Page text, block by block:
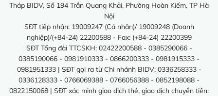
Tháp BIDV, Số 194 Trần Quang Khải, Phường Hoàn Kiếm, TP Hà
Nội
SĐT tiếp nhận: 19009247 (Cá nhân)/ 19009248 (Doanh
nghiệp)/(+84-24) 22200588 - Fax: (+84-24) 22200399
SĐT Tổng đài TTCSKH: 02422200588 - 0385290066 -
0385190066 - 0981910333 - 0866200333 - 0981915333 -
0981951333 | SĐT gọi ra từ Chi nhánh BIDV: 0336258333 -
0336128333 - 0766069388 - 0766056388 - 0852198088 -
0822150068 | SĐT xác minh giao dịch thẻ, giao dịch chuyển tiền: